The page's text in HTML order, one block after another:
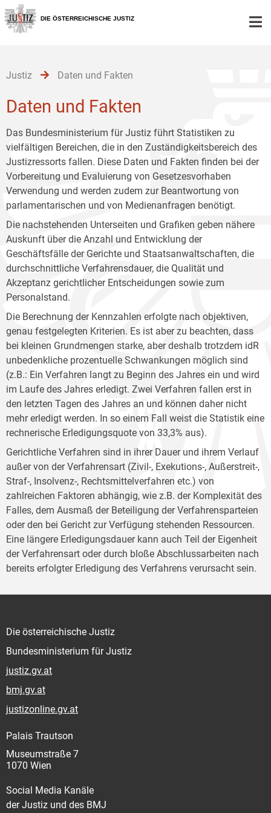
Zur
Hauptnavigation
[1]
Zum
Inhalt
[2]
Zum
Untermenü
[3]
DIE ÖSTERREICHISCHE JUSTIZ
Justiz Daten und Fakten
Daten und Fakten
Das Bundesministerium für Justiz führt Statistiken zu
vielfältigen Bereichen, die in den Zuständigkeitsbereich des
Justizressorts fallen. Diese Daten und Fakten finden bei der
Vorbereitung und Evaluierung von Gesetzesvorhaben
Verwendung und werden zudem zur Beantwortung von
parlamentarischen und von Medienanfragen benötigt.
Die nachstehenden Unterseiten und Grafiken geben nähere
Auskunft über die Anzahl und Entwicklung der
Geschäftsfälle der Gerichte und Staatsanwaltschaften, die
durchschnittliche Verfahrensdauer, die Qualität und
Akzeptanz gerichtlicher Entscheidungen sowie zum
Personalstand.
Die Berechnung der Kennzahlen erfolgte nach objektiven,
genau festgelegten Kriterien. Es ist aber zu beachten, dass
bei kleinen Grundmengen starke, aber deshalb trotzdem idR
unbedenkliche prozentuelle Schwankungen möglich sind
(z.B.: Ein Verfahren langt zu Beginn des Jahres ein und wird
im Laufe des Jahres erledigt. Zwei Verfahren fallen erst in
den letzten Tagen des Jahres an und können daher nicht
mehr erledigt werden. In so einem Fall weist die Statistik eine
rechnerische Erledigungsquote von 33,3% aus).
Gerichtliche Verfahren sind in ihrer Dauer und ihrem Verlauf
außer von der Verfahrensart (Zivil-, Exekutions-, Außerstreit-,
Straf-, Insolvenz-, Rechtsmittelverfahren etc.) von
zahlreichen Faktoren abhängig, wie z.B. der Komplexität des
Falles, dem Ausmaß der Beteiligung der Verfahrensparteien
oder den bei Gericht zur Verfügung stehenden Ressourcen.
Eine längere Erledigungsdauer kann auch Teil der Eigenheit
der Verfahrensart oder durch bloße Abschlussarbeiten nach
bereits erfolgter Erledigung des Verfahrens verursacht sein.
Die österreichische Justiz
Bundesministerium für Justiz
justiz.gv.at
bmj.gv.at
justizonline.gv.at
Palais Trautson
Museumstraße 7
1070 Wien
Social Media Kanäle
der Justiz und des BMJ